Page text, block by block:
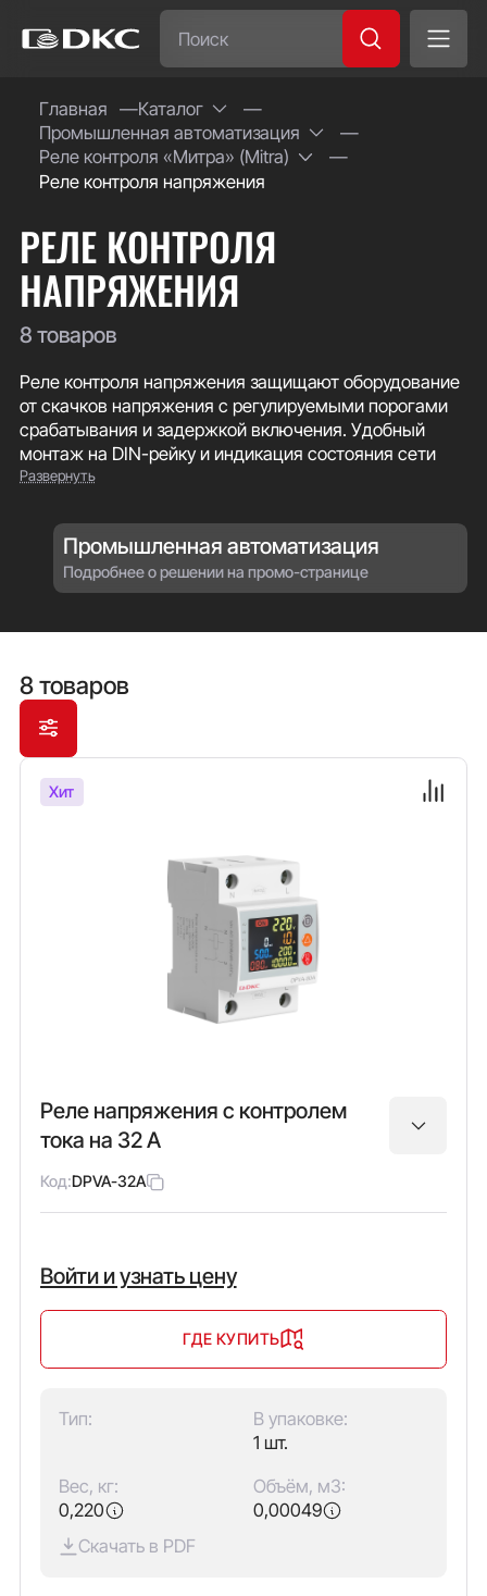
Главная
Каталог
Промышленная автоматизация
Реле контроля «Митра» (Mitra)
Реле контроля напряжения
РЕЛЕ КОНТРОЛЯ
НАПРЯЖЕНИЯ
8 товаров
Реле контроля напряжения защищают оборудование
от скачков напряжения с регулируемыми порогами
срабатывания и задержкой включения. Удобный
монтаж на DIN-рейку и индикация состояния сети
позволяют адаптировать устройства под конкретные
Развернуть
Промышленная автоматизация
Подробнее о решении на промо-странице
8 товаров
Хит
Реле напряжения с контролем
тока на 32 А
Код:DPVA-32A
Войти и узнать цену
ГДЕ КУПИТЬ
Тип:
В упаковке:
1 шт.
Вес, кг:
0,220
Объём, м3:
0,00049
Скачать в PDF
Часто ищут:
Специсполнение